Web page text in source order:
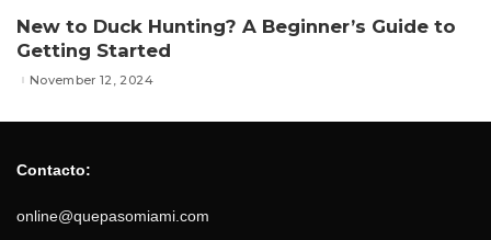
New to Duck Hunting? A Beginner’s Guide to
Getting Started
November 12, 2024
Contacto:
online@quepasomiami.com